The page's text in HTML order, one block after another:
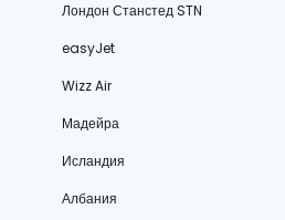
Лондон Станстед STN
easyJet
Wizz Air
Мадейра
Исландия
Албания